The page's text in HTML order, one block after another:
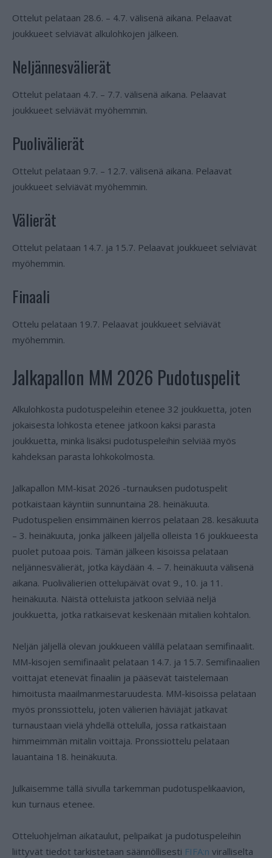
Ottelut pelataan 28.6. – 4.7. välisenä aikana. Pelaavat
joukkueet selviävät alkulohkojen jälkeen.
Neljännesvälierät
Ottelut pelataan 4.7. – 7.7. välisenä aikana. Pelaavat
joukkueet selviävät myöhemmin.
Puolivälierät
Ottelut pelataan 9.7. – 12.7. välisenä aikana. Pelaavat
joukkueet selviävät myöhemmin.
Välierät
Ottelut pelataan 14.7. ja 15.7. Pelaavat joukkueet selviävät
myöhemmin.
Finaali
Ottelu pelataan 19.7. Pelaavat joukkueet selviävät
myöhemmin.
Jalkapallon MM 2026 Pudotuspelit
Alkulohkosta pudotuspeleihin etenee 32 joukkuetta, joten
jokaisesta lohkosta etenee jatkoon kaksi parasta
joukkuetta, minkä lisäksi pudotuspeleihin selviää myös
kahdeksan parasta lohkokolmosta.
Jalkapallon MM-kisat 2026 -turnauksen pudotuspelit
potkaistaan käyntiin sunnuntaina 28. heinäkuuta.
Pudotuspelien ensimmäinen kierros pelataan 28. kesäkuuta
– 3. heinäkuuta, jonka jälkeen jäljellä olleista 16 joukkueesta
puolet putoaa pois. Tämän jälkeen kisoissa pelataan
neljännesvälierät, jotka käydään 4. – 7. heinäkuuta välisenä
aikana. Puolivälierien ottelupäivät ovat 9., 10. ja 11.
heinäkuuta. Näistä otteluista jatkoon selviää neljä
joukkuetta, jotka ratkaisevat keskenään mitalien kohtalon.
Neljän jäljellä olevan joukkueen välillä pelataan semifinaalit.
MM-kisojen semifinaalit pelataan 14.7. ja 15.7. Semifinaalien
voittajat etenevät finaaliin ja pääsevät taistelemaan
himoitusta maailmanmestaruudesta. MM-kisoissa pelataan
myös pronssiottelu, joten välierien häviäjät jatkavat
turnaustaan vielä yhdellä ottelulla, jossa ratkaistaan
himmeimmän mitalin voittaja. Pronssiottelu pelataan
lauantaina 18. heinäkuuta.
Julkaisemme tällä sivulla tarkemman pudotuspelikaavion,
kun turnaus etenee.
Otteluohjelman aikataulut, pelipaikat ja pudotuspeleihin
liittyvät tiedot tarkistetaan säännöllisesti FIFA:n viralliselta